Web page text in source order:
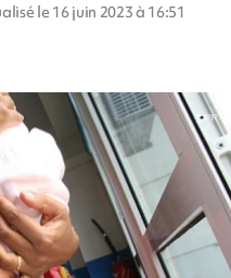
le 16 juin 2023 à 16:51